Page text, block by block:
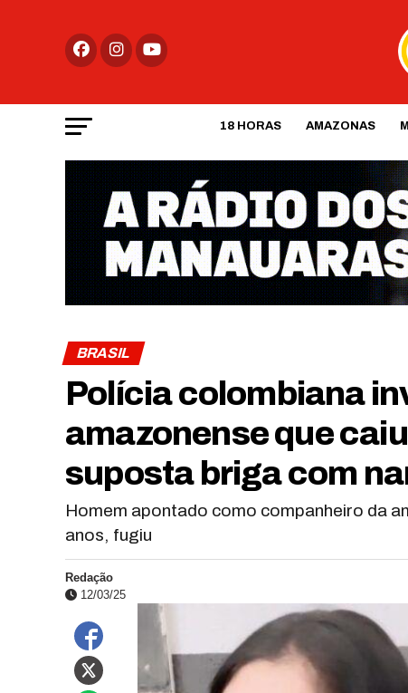
18 HORAS AMAZONAS
BRASIL
Polícia colombiana
amazonense que
suposta briga com
Homem apontado como companheiro da
anos, fugiu
Redação
12/03/25